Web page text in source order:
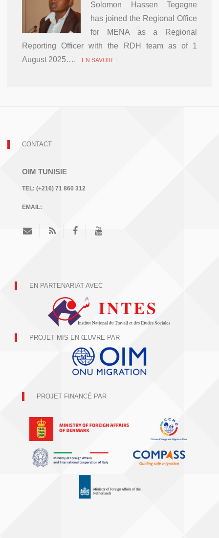
Solomon Hassen Tegegne
has joined the Regional Office
for MENA as a Regional
Reporting Officer with the RDH team as of 1
August 2025….
EN SAVOIR +
CONTACT
OIM TUNISIE
TEL: (+216) 71 860 312
EMAIL:
EN PARTENARIAT AVEC
PROJET MIS EN ŒUVRE PAR
PROJET FINANCÉ PAR